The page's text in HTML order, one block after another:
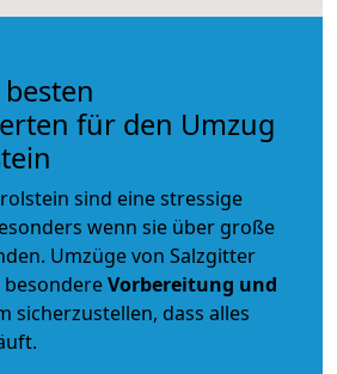
für den Umzug
sind eine stressige
wenn sie über große
Umzüge von Salzgitter
Vorbereitung und
sicherzustellen, dass alles